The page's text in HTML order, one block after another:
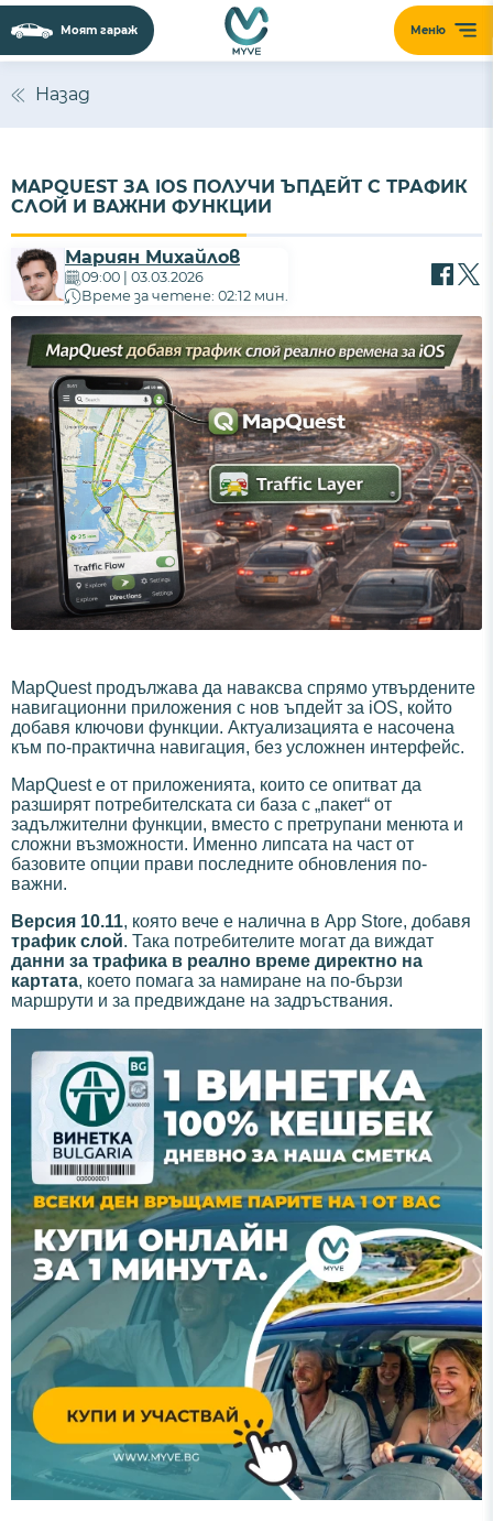
Меню
Моят гараж
Назад
MAPQUEST ЗА IOS ПОЛУЧИ ЪПДЕЙТ С ТРАФИК
СЛОЙ И ВАЖНИ ФУНКЦИИ
Мариян Михайлов
09:00 | 03.03.2026
Време за четене: 02:12 мин.
MapQuest продължава да наваксва спрямо утвърдените
навигационни приложения с нов ъпдейт за iOS, който
добавя ключови функции. Актуализацията е насочена
към по-практична навигация, без усложнен интерфейс.
MapQuest е от приложенията, които се опитват да
разширят потребителската си база с „пакет“ от
задължителни функции, вместо с претрупани менюта и
сложни възможности. Именно липсата на част от
базовите опции прави последните обновления по-
важни.
Версия 10.11, която вече е налична в App Store, добавя
трафик слой. Така потребителите могат да виждат
данни за трафика в реално време директно на
картата, което помага за намиране на по-бързи
маршрути и за предвиждане на задръствания.